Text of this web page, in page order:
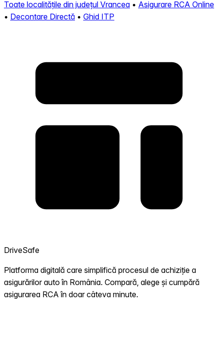
Toate localitățile din județul Vrancea • Asigurare RCA Online
• Decontare Directă • Ghid ITP
DriveSafe
Platforma digitală care simplifică procesul de achiziție a
asigurărilor auto în România. Compară, alege și cumpără
asigurarea RCA în doar câteva minute.